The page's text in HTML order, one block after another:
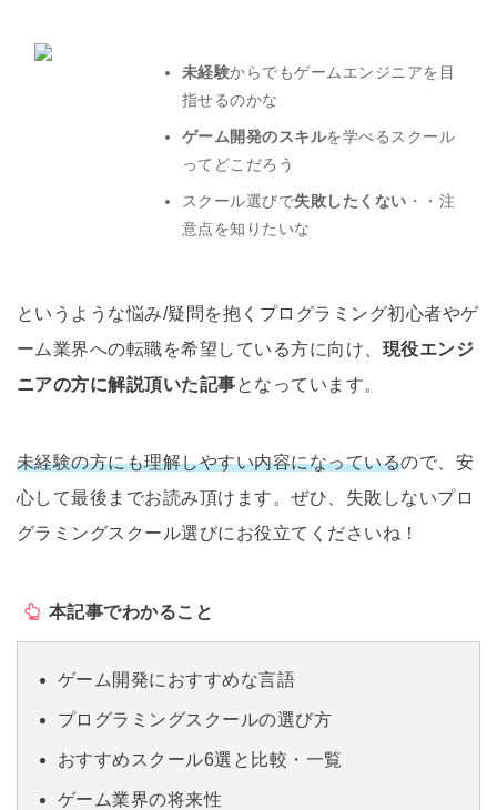
未経験からでもゲームエンジニアを目
指せるのかな
ゲーム開発のスキルを学べるスクール
ってどこだろう
スクール選びで失敗したくない ・・注
意点を知りたいな
というような悩み/疑問を抱くプログラミング初心者やゲ
ーム業界への転職を希望している方に向け、 現役エンジ
ニアの方に解説頂いた記事となっています。
未経験の方にも理解しやすい内容になっているので、安
心して最後までお読み頂けます。ぜひ、失敗しないプロ
グラミングスクール選びにお役立てくださいね！
本記事でわかること
ゲーム開発におすすめな言語
プログラミングスクールの選び方
おすすめスクール6選と比較・一覧
ゲーム業界の将来性